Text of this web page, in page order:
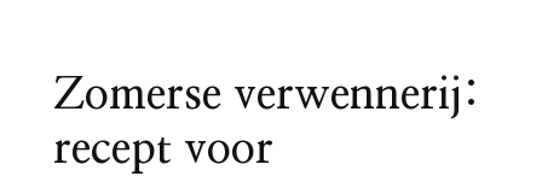
Zomerse verwennerij:
recept voor